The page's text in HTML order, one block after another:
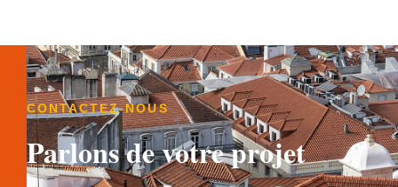
CONTACTEZ-NOUS
Parlons de votre projet